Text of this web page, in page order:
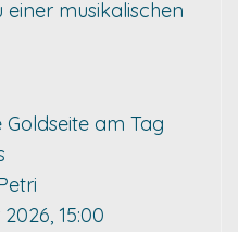
musikalischen
am Tag
15:00